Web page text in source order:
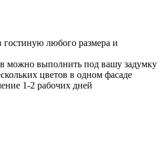
гостиную любого размера и
можно выполнить под вашу задумку
цветов в одном фасаде
1-2 рабочих дней